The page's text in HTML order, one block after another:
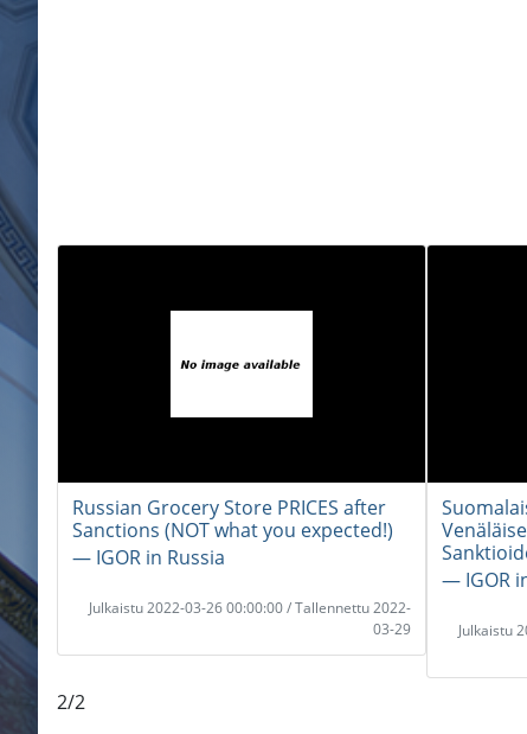
Russian Grocery Store PRICES after
Sanctions (NOT what you expected!)
― IGOR in Russia
Julkaistu 2022-03-26 00:00:00 / Tallennettu 2022-
03-29
― IGOR
Julkaistu
2/2